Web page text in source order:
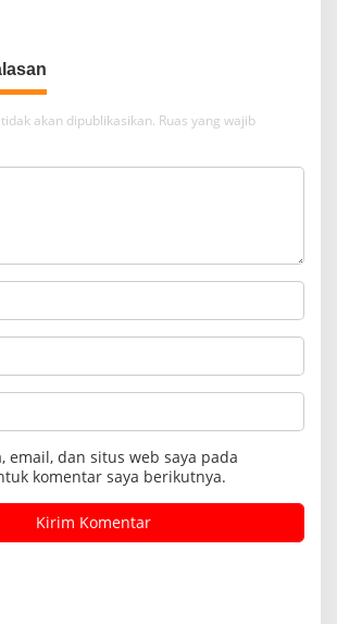
akan dipublikasikan. Ruas yang wajib
email, dan situs web saya pada
komentar saya berikutnya.